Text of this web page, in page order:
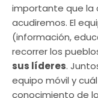
importante que la
acudiremos. El
(información,
recorrer los
sus líderes.
equipo móvil y
conocimiento de